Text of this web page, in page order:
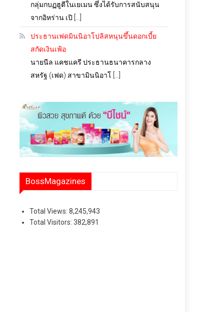
กลุ่มกบฏฮูตีในเยเมน ซึ่งได้รับการสนับสนุน
จากอิหร่าน เปิ […]
ประธานเฟดมินนิอาโปลิสหนุนขึ้นดอกเบี้ย
สกัดเงินเฟ้อ
นายนีล แคชแครี ประธานธนาคารกลาง
สหรัฐ (เฟด) สาขามินนิอาโ […]
BossMagazines
Total Views:8,245,943
Total Visitors:382,891